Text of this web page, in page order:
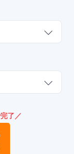
了／